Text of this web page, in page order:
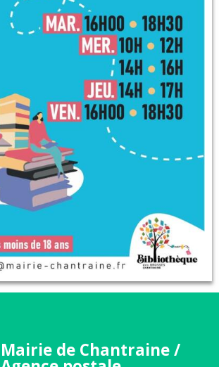
Mairie de Chantraine /